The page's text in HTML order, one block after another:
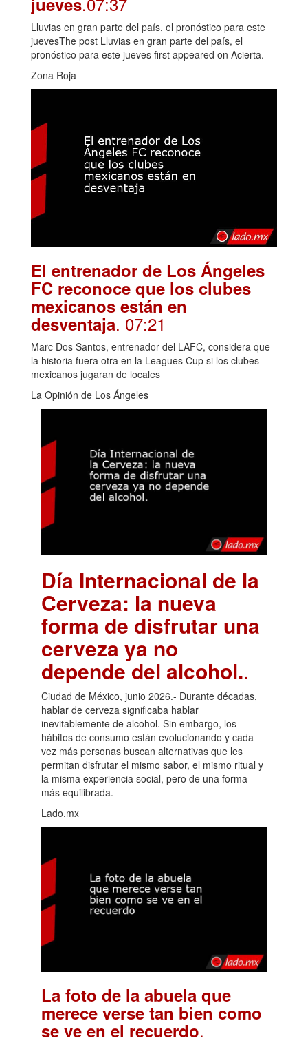
Lluvias en gran parte del país, el pronóstico para este
juevesThe post Lluvias en gran parte del país, el
pronóstico para este jueves first appeared on Acierta.
Zona Roja
El entrenador de Los Ángeles
FC reconoce que los clubes
mexicanos están en
desventaja. 07:21
Marc Dos Santos, entrenador del LAFC, considera que
la historia fuera otra en la Leagues Cup si los clubes
mexicanos jugaran de locales
La Opinión de Los Ángeles
Día Internacional de la
Cerveza: la nueva
forma de disfrutar una
cerveza ya no
depende del alcohol..
Ciudad de México, junio 2026.- Durante décadas,
hablar de cerveza significaba hablar
inevitablemente de alcohol. Sin embargo, los
hábitos de consumo están evolucionando y cada
vez más personas buscan alternativas que les
permitan disfrutar el mismo sabor, el mismo ritual y
la misma experiencia social, pero de una forma
más equilibrada.
Lado.mx
La foto de la abuela que
merece verse tan bien como
se ve en el recuerdo.